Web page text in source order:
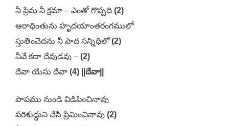
నీ ప్రేమ నీ క్షమా – ఎంతో గొప్పది (2)
ఆరాధింతును హృదయాంతరంగములో
స్తుతించెదను నీ పాద సన్నిధిలో(2)
నీవే కదా దేవుడవు – (2)
దేవా యేసు దేవా (4) ||దేవా||
పాపము నుండి విడిపించినావు
పరిశుద్ధుని చేసి ప్రేమించినావు (2)